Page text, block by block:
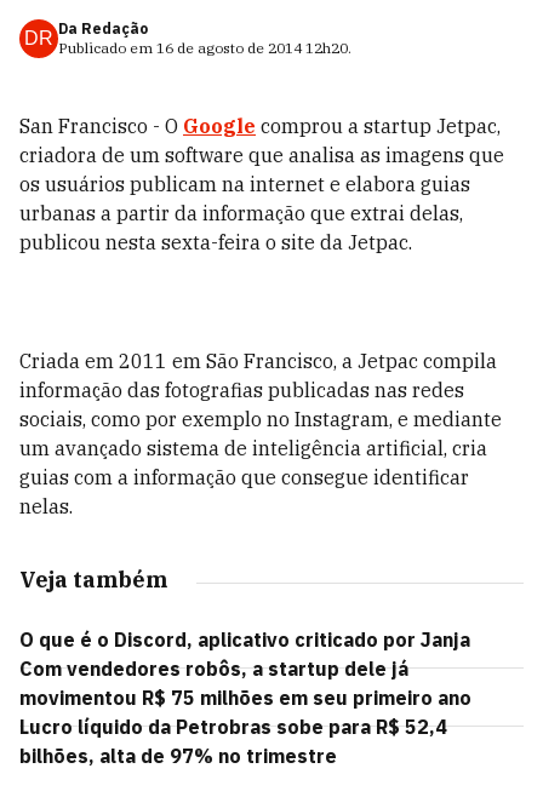
DR Da Redação
Publicado em 16 de agosto de 2014 12h20.
San Francisco - O Google comprou a startup Jetpac,
criadora de um software que analisa as imagens que
os usuários publicam na internet e elabora guias
urbanas a partir da informação que extrai delas,
publicou nesta sexta-feira o site da Jetpac.
Criada em 2011 em São Francisco, a Jetpac compila
informação das fotografias publicadas nas redes
sociais, como por exemplo no Instagram, e mediante
um avançado sistema de inteligência artificial, cria
guias com a informação que consegue identificar
nelas.
Veja também
O que é o Discord, aplicativo criticado por Janja
Com vendedores robôs, a startup dele já
movimentou R$ 75 milhões em seu primeiro ano
Lucro líquido da Petrobras sobe para R$ 52,4
bilhões, alta de 97% no trimestre